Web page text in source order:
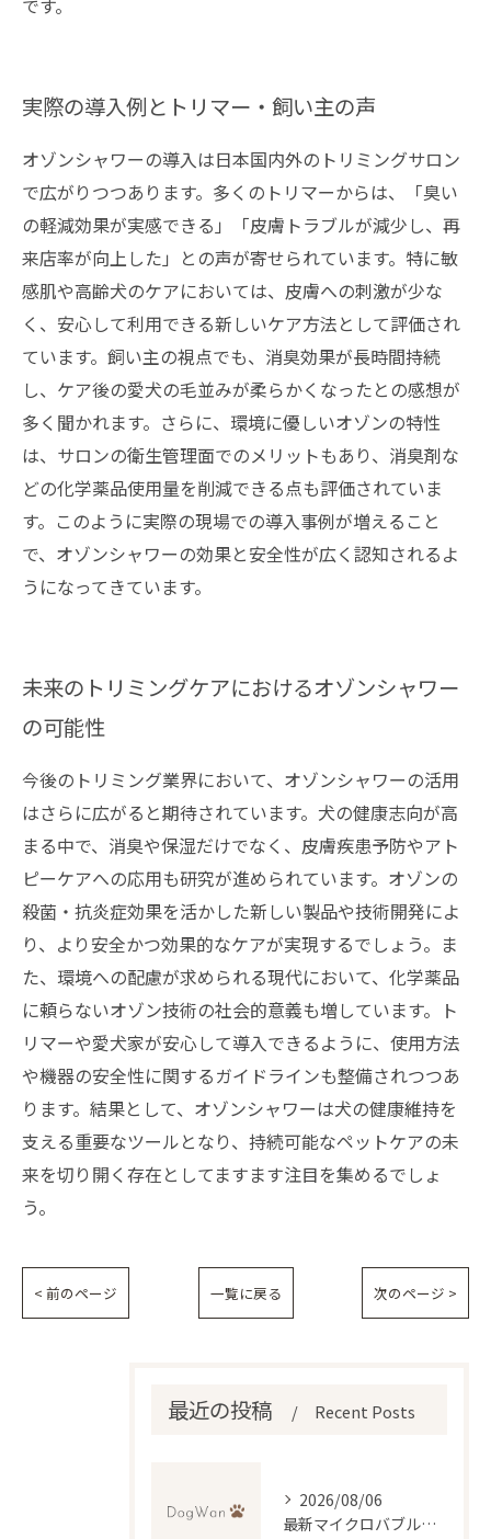
です。
実際の導入例とトリマー・飼い主の声
オゾンシャワーの導入は日本国内外のトリミングサロン
で広がりつつあります。多くのトリマーからは、「臭い
の軽減効果が実感できる」「皮膚トラブルが減少し、再
来店率が向上した」との声が寄せられています。特に敏
感肌や高齢犬のケアにおいては、皮膚への刺激が少な
く、安心して利用できる新しいケア方法として評価され
ています。飼い主の視点でも、消臭効果が長時間持続
し、ケア後の愛犬の毛並みが柔らかくなったとの感想が
多く聞かれます。さらに、環境に優しいオゾンの特性
は、サロンの衛生管理面でのメリットもあり、消臭剤な
どの化学薬品使用量を削減できる点も評価されていま
す。このように実際の現場での導入事例が増えること
で、オゾンシャワーの効果と安全性が広く認知されるよ
うになってきています。
未来のトリミングケアにおけるオゾンシャワー
の可能性
今後のトリミング業界において、オゾンシャワーの活用
はさらに広がると期待されています。犬の健康志向が高
まる中で、消臭や保湿だけでなく、皮膚疾患予防やアト
ピーケアへの応用も研究が進められています。オゾンの
殺菌・抗炎症効果を活かした新しい製品や技術開発によ
り、より安全かつ効果的なケアが実現するでしょう。ま
た、環境への配慮が求められる現代において、化学薬品
に頼らないオゾン技術の社会的意義も増しています。ト
リマーや愛犬家が安心して導入できるように、使用方法
や機器の安全性に関するガイドラインも整備されつつあ
ります。結果として、オゾンシャワーは犬の健康維持を
支える重要なツールとなり、持続可能なペットケアの未
来を切り開く存在としてますます注目を集めるでしょ
う。
< 前のページ 一覧に戻る 次のページ >
最近の投稿 Recent Posts
2026/08/06
最新マイクロバブル技術で理想のふわふわ仕上げを実現するトリミング法